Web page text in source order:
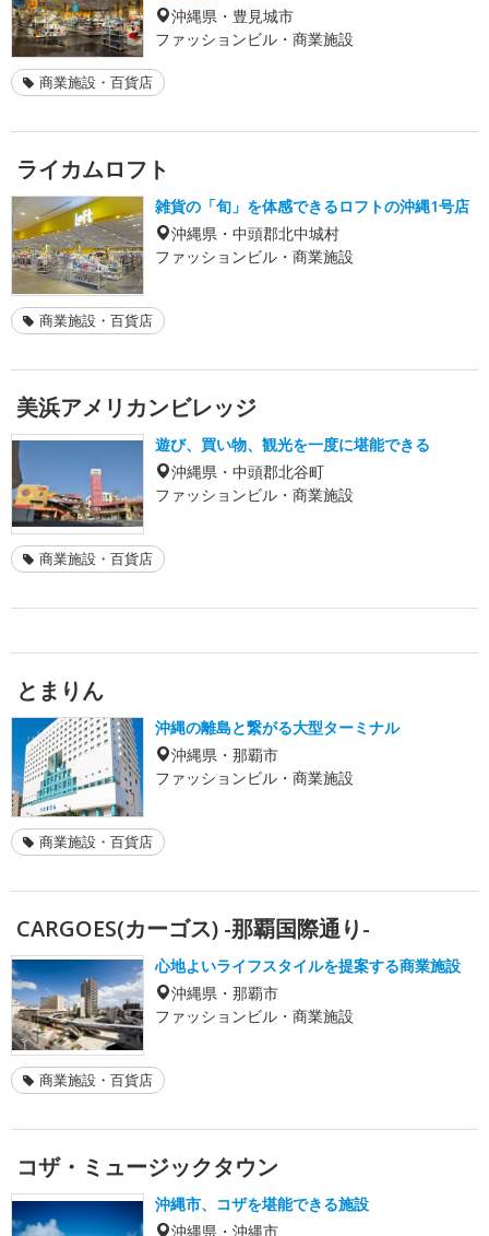
沖縄県・豊見城市
ファッションビル・商業施設
商業施設・百貨店
ライカムロフト
雑貨の「旬」を体感できるロフトの沖縄1号店
沖縄県・中頭郡北中城村
ファッションビル・商業施設
商業施設・百貨店
美浜アメリカンビレッジ
遊び、買い物、観光を一度に堪能できる
沖縄県・中頭郡北谷町
ファッションビル・商業施設
商業施設・百貨店
とまりん
沖縄の離島と繋がる大型ターミナル
沖縄県・那覇市
ファッションビル・商業施設
商業施設・百貨店
CARGOES(カーゴス) -那覇国際通り-
心地よいライフスタイルを提案する商業施設
沖縄県・那覇市
ファッションビル・商業施設
商業施設・百貨店
コザ・ミュージックタウン
沖縄市、コザを堪能できる施設
沖縄県・沖縄市